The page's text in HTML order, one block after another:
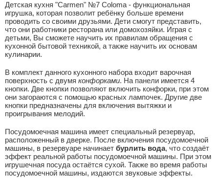
Детская кухня "Carmen" №7 Coloma - функциональная
игрушка, которая позволит ребёнку больше времени
проводить со своими друзьями. Дети смогут представить,
что они работники ресторана или домохозяйки. Играя с
детьми, Вы сможете научить их правилам обращения с
кухонной бытовой техникой, а также научить их основам
кулинарии.
В комплект данного кухонного набора входит варочная
поверхность с двумя конфорками. На панели имеется 4
кнопки. Две кнопки позволяют включить конфорки, при этом
они загораются с помощью красных лампочек. Другие две
кнопки предназначены для включения вытяжки и
проигрывания мелодий.
Посудомоечная машина имеет специальный резервуар,
расположенный в дверке. После включения посудомоечной
машины, в резервуаре начинает бурлить вода, что создаёт
эффект реальной работы посудомоечной машины. При этом
игрушечная посуда остаётся сухой. Также во время работы
посудомоечной машины, издаются звуковые эффекты.